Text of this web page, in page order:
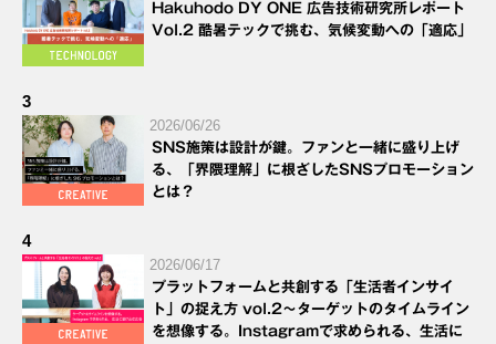
Hakuhodo DY ONE 広告技術研究所レポート
Vol.2 酷暑テックで挑む、気候変動への「適応」
3
2026/06/26
SNS施策は設計が鍵。ファンと一緒に盛り上げ
る、「界隈理解」に根ざしたSNSプロモーション
とは？
4
2026/06/17
プラットフォームと共創する「生活者インサイ
ト」の捉え方 vol.2～ターゲットのタイムライン
を想像する。Instagramで求められる、生活に